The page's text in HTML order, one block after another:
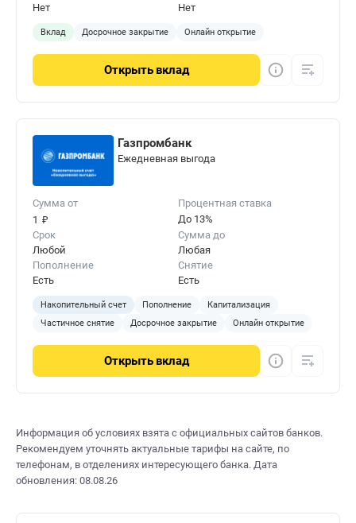
Нет
Нет
Вклад Досрочное закрытие Онлайн открытие
Открыть вклад
Газпромбанк
Ежедневная выгода
Сумма от
1 ₽
Процентная ставка
До 13%
Срок
Любой
Сумма до
Любая
Пополнение
Есть
Снятие
Есть
Накопительный счет Пополнение
Капитализация
Частичное снятие
Досрочное закрытие Онлайн открытие
Открыть вклад
Информация об условиях взята с официальных сайтов банков.
Рекомендуем уточнять актуальные тарифы на сайте, по
телефонам, в отделениях интересующего банка. Дата
обновления: 08.08.26